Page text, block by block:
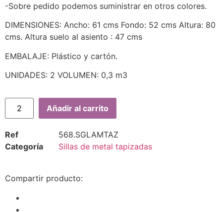
-Sobre pedido podemos suministrar en otros colores.
DIMENSIONES: Ancho: 61 cms Fondo: 52 cms Altura: 80
cms. Altura suelo al asiento : 47 cms
EMBALAJE: Plástico y cartón.
UNIDADES: 2 VOLUMEN: 0,3 m3
Añadir al carrito
Ref
568.SGLAMTAZ
Categoría
Sillas de metal tapizadas
Compartir producto: